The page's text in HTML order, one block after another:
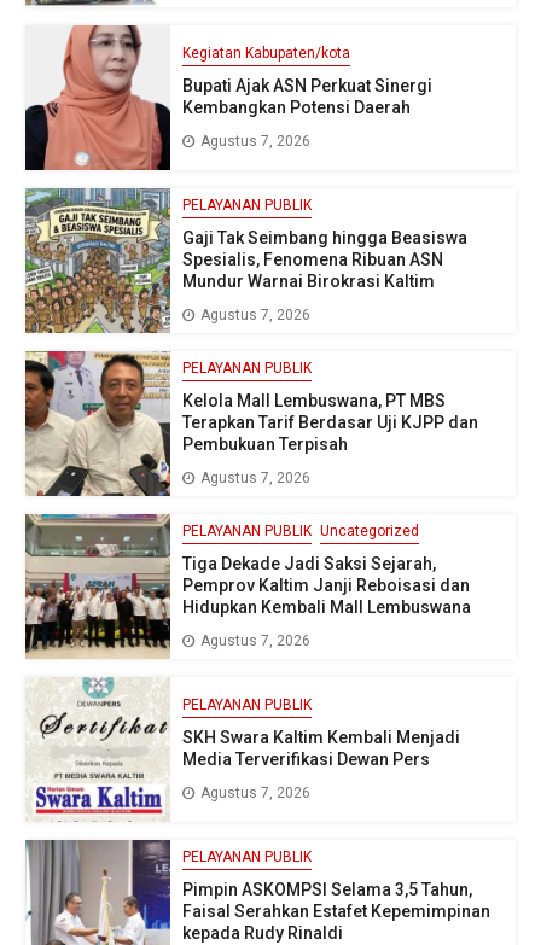
Kegiatan Kabupaten/kota
Bupati Ajak ASN Perkuat Sinergi
Kembangkan Potensi Daerah
Agustus 7, 2026
PELAYANAN PUBLIK
Gaji Tak Seimbang hingga Beasiswa
Spesialis, Fenomena Ribuan ASN
Mundur Warnai Birokrasi Kaltim
Agustus 7, 2026
PELAYANAN PUBLIK
Kelola Mall Lembuswana, PT MBS
Terapkan Tarif Berdasar Uji KJPP dan
Pembukuan Terpisah
Agustus 7, 2026
PELAYANAN PUBLIK Uncategorized
Tiga Dekade Jadi Saksi Sejarah,
Pemprov Kaltim Janji Reboisasi dan
Hidupkan Kembali Mall Lembuswana
Agustus 7, 2026
PELAYANAN PUBLIK
SKH Swara Kaltim Kembali Menjadi
Media Terverifikasi Dewan Pers
Agustus 7, 2026
PELAYANAN PUBLIK
Pimpin ASKOMPSI Selama 3,5 Tahun,
Faisal Serahkan Estafet Kepemimpinan
kepada Rudy Rinaldi